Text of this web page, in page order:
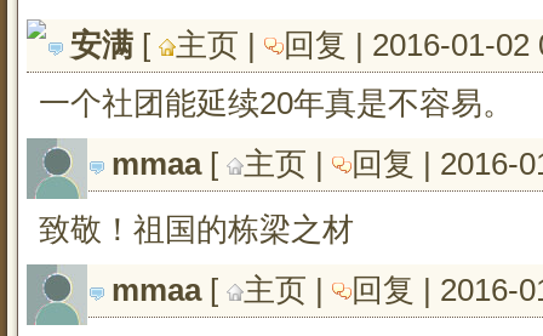
安满 [ 主页 | 回复 | 2016-01-02
一个社团能延续20年真是不容易。
mmaa[ 主页 | 回复 | 2016-
致敬！祖国的栋梁之材
mmaa[ 主页 | 回复 | 2016-